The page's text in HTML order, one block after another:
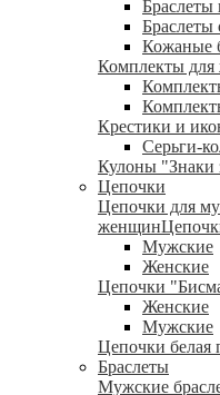
Браслеты
Браслеты
Кожаные
Комплекты
Крестики и
Серьги-
Кулоны "Знаки
Цепочки
Цепочки для
женщин
Мужские
Женские
Цепочки
Женские
Мужские
Цепочки белая
Браслеты
Мужские